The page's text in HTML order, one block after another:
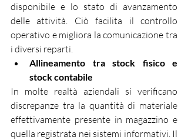
disponibile e lo stato di avanzamento
delle attività. Ciò facilita il controllo
operativo e migliora la comunicazione tra
i diversi reparti.
Allineamento tra stock fisico e
stock contabile
In molte realtà aziendali si verificano
discrepanze tra la quantità di materiale
effettivamente presente in magazzino e
quella registrata nei sistemi informativi. Il